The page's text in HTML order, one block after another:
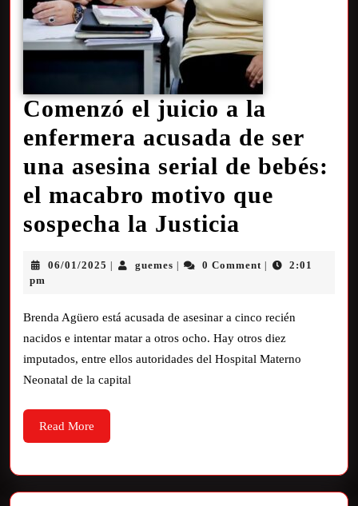
Comenzó el juicio a la
enfermera acusada de ser
una asesina serial de bebés:
el macabro motivo que
sospecha la Justicia
06/01/2025 guemes 0 Comment
2:01
pm
Brenda Agüero está acusada de asesinar a cinco recién
nacidos e intentar matar a otros ocho. Hay otros diez
imputados, entre ellos autoridades del Hospital Materno
Neonatal de la capital
Read More